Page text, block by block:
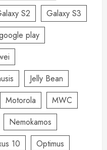
S2
Galaxy S3
play
Jelly Bean
Motorola
MWC
Nemokamos
10
Optimus